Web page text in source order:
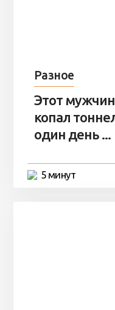
Разное
Этот
копал
один день ...
5 минут